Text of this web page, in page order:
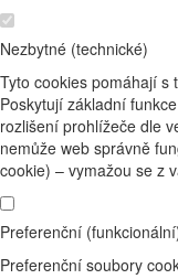
Nezbytné (technické)
Tyto cookies pomáhají s
Poskytují základní
rozlišení prohlížeče dle
nemůže web správně
cookie) – vymažou se z
Preferenční
Preferenční soubory